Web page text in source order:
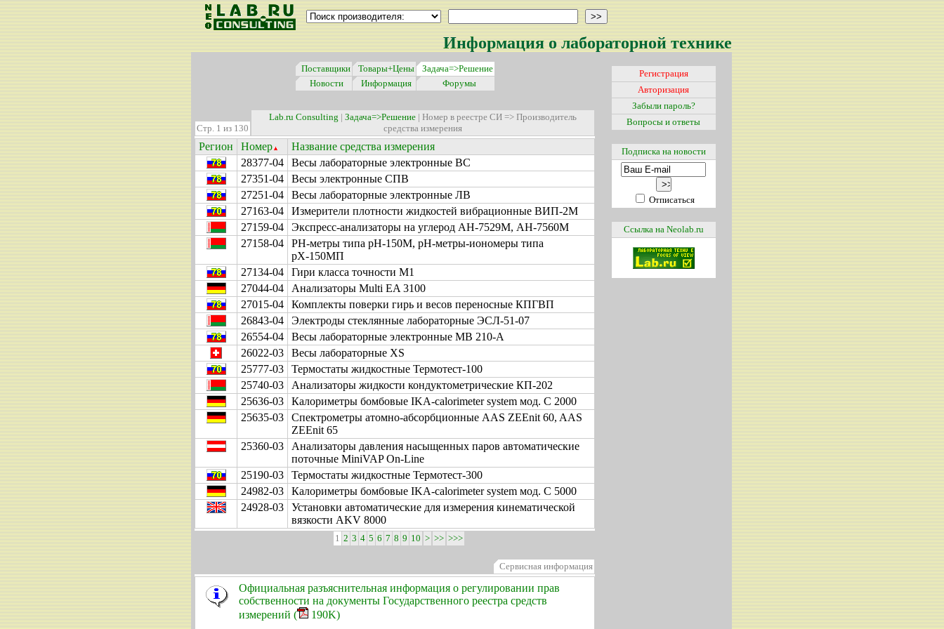
Информация о лабораторной технике
Поставщики Товары+Цены
Задача=>Решение
Новости
Информация Форумы
Стр. 1 из 130
Lab.ru Consulting | Задача=>Решение | Номер в реестре СИ => Производитель
средства измерения
Регион Номер
Название средства измерения
28377-04
Весы лабораторные электронные ВС
27351-04
Весы электронные СПВ
27251-04
Весы лабораторные электронные ЛВ
27163-04
Измерители плотности жидкостей вибрационные ВИП-2М
27159-04
Экспресс-анализаторы на углерод АН-7529М, АН-7560М
27158-04
РН-метры типа рН-150М, рН-метры-иономеры типа
рХ-150МП
27134-04
Гири класса точности M1
27044-04
Анализаторы Multi EA 3100
27015-04
Комплекты поверки гирь и весов переносные КПГВП
26843-04
Электроды стеклянные лабораторные ЭСЛ-51-07
26554-04
Весы лабораторные электронные МВ 210-А
26022-03
Весы лабораторные XS
25777-03
Термостаты жидкостные Термотест-100
25740-03
Анализаторы жидкости кондуктометрические КП-202
25636-03
Калориметры бомбовые IKA-calorimeter system мод. C 2000
25635-03
Спектрометры атомно-абсорбционные AAS ZEEnit 60, AAS
ZEEnit 65
25360-03
Анализаторы давления насыщенных паров автоматические
поточные MiniVAP On-Line
25190-03
Термостаты жидкостные Термотест-300
24982-03
Калориметры бомбовые IKA-calorimeter system мод. C 5000
24928-03
Установки автоматические для измерения кинематической
вязкости AKV 8000
1 2 3 4 5 6 7 8 9 10 > >> >>>
Сервисная информация
Официальная разъяснительная информация о регулировании прав
собственности на документы Государственного реестра средств
измерений (
190K)
Регистрация
Авторизация
Забыли пароль?
Вопросы и ответы
Подписка на новости
Отписаться
Ссылка на Neolab.ru